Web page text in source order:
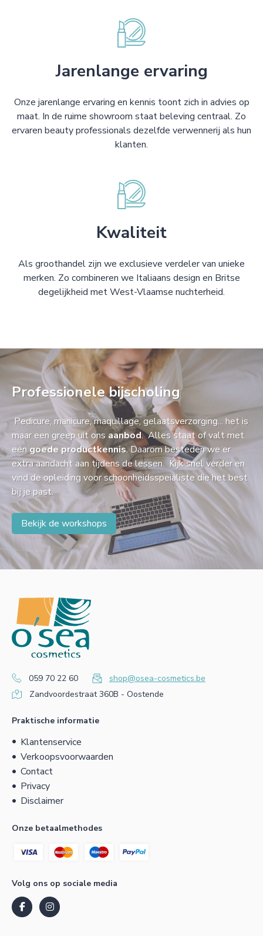
Jarenlange ervaring
Onze jarenlange ervaring en kennis toont zich in advies op
maat. In de ruime showroom staat beleving centraal. Zo
ervaren beauty professionals dezelfde verwennerij als hun
klanten.
Kwaliteit
Als groothandel zijn we exclusieve verdeler van unieke
merken. Zo combineren we Italiaans design en Britse
degelijkheid met West-Vlaamse nuchterheid.
Professionele bijscholing
Pedicure, manicure, maquillage, gelaatsverzorging... het is
maar een greep uit ons aanbod. Alles staat of valt met
eengoede productkennis. Daarom besteden we er
extra aandacht aan tijdens de lessen. Kijk snel verder en
vind de opleiding voor schoonheidsspeialiste die het best
bij je past.
Bekijk de workshops
059 70 22 60
shop@osea-cosmetics.be
Zandvoordestraat 360B - Oostende
Praktische informatie
Klantenservice
Verkoopsvoorwaarden
Contact
Privacy
Disclaimer
Onze betaalmethodes
Volg ons op sociale media